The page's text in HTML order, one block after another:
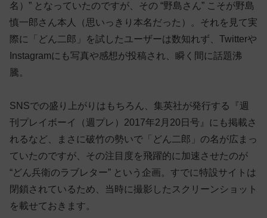
名）” となっていたのですが、その “野島さん” こそが野島
慎一郎さん本人（思いっきり本名だった）。それを見て実
際に「どん二郎」を試したユーザーは数知れず、Twitterや
Instagramにも写真や感想が投稿され、瞬く間に話題沸
騰。
SNSでの盛り上がりはもちろん、集英社が発行する『週
刊プレイボーイ（週プレ）2017年2月20日号』にも掲載さ
れるなど、まさに破竹の勢いで「どん二郎」の名が広まっ
ていたのですが、その注目度を飛躍的に加速させたのが
“どん兵衛のラブレター” という企画。すでに特設サイトは
閉鎖されているため、当時に撮影したスクリーンショット
を載せておきます。